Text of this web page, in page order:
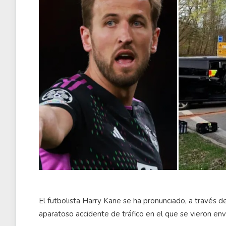
El futbolista Harry Kane se ha pronunciado, a través
aparatoso accidente de tráfico en el que se vieron